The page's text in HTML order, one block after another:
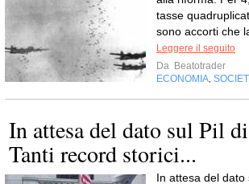
tasse
sono accorti che
Leggere il seguito
Da Beatotrader
ECONOMIA
In attesa del dato sul Pil
Tanti record storici...
In attesa del dato